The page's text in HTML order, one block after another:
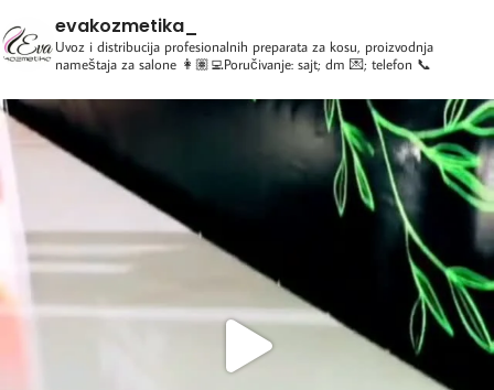
evakozmetika_
Uvoz i distribucija profesionalnih preparata za kosu, proizvodnja
nameštaja za salone 👩🏽‍💻Poručivanje: sajt; dm 💌; telefon 📞